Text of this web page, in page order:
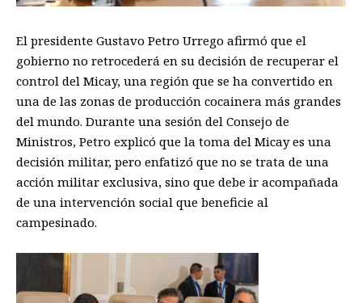
El presidente Gustavo Petro Urrego afirmó que el
gobierno no retrocederá en su decisión de recuperar el
control del Micay, una región que se ha convertido en
una de las zonas de producción cocainera más grandes
del mundo. Durante una sesión del Consejo de
Ministros, Petro explicó que la toma del Micay es una
decisión militar, pero enfatizó que no se trata de una
acción militar exclusiva, sino que debe ir acompañada
de una intervención social que beneficie al
campesinado.